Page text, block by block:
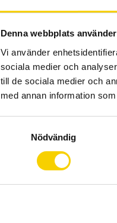
Denna webbplats
Vi använder
sociala medier och
till de sociala medier och
med annan information
Nödvändig